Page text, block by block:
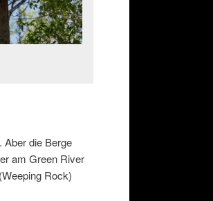
Aber die Berge
am Green River
Rock)